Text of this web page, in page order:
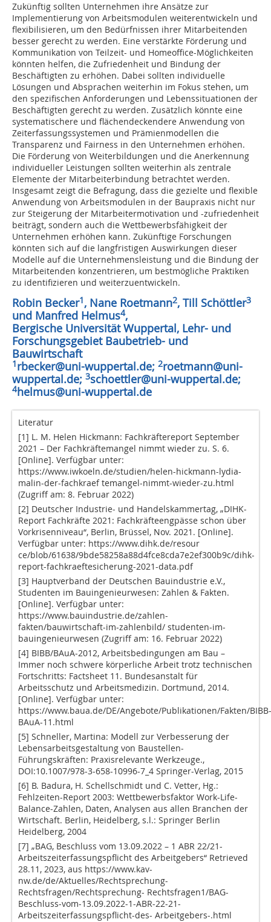
Zukünftig sollten Unternehmen ihre Ansätze zur
Implementierung von Arbeitsmodulen weiterentwickeln und
flexibilisieren, um den Bedürfnissen ihrer Mitarbeitenden
besser gerecht zu werden. Eine verstärkte Förderung und
Kommunikation von Teilzeit- und Homeoffice-Möglichkeiten
könnten helfen, die Zufriedenheit und Bindung der
Beschäftigten zu erhöhen. Dabei sollten individuelle
Lösungen und Absprachen weiterhin im Fokus stehen, um
den spezifischen Anforderungen und Lebenssituationen der
Beschäftigten gerecht zu werden. Zusätzlich könnte eine
systematischere und flächendeckendere Anwendung von
Zeiterfassungssystemen und Prämienmodellen die
Transparenz und Fairness in den Unternehmen erhöhen.
Die Förderung von Weiterbildungen und die Anerkennung
individueller Leistungen sollten weiterhin als zentrale
Elemente der Mitarbeiterbindung betrachtet werden.
Insgesamt zeigt die Befragung, dass die gezielte und flexible
Anwendung von Arbeitsmodulen in der Baupraxis nicht nur
zur Steigerung der Mitarbeitermotivation und -zufriedenheit
beiträgt, sondern auch die Wettbewerbsfähigkeit der
Unternehmen erhöhen kann. Zukünftige Forschungen
könnten sich auf die langfristigen Auswirkungen dieser
Modelle auf die Unternehmensleistung und die Bindung der
Mitarbeitenden konzentrieren, um bestmögliche Praktiken
zu identifizieren und weiterzuentwickeln.
Robin Becker1, Nane Roetmann2, Till Schöttler3
und Manfred Helmus4,
Bergische Universität Wuppertal, Lehr- und
Forschungsgebiet Baubetrieb- und
Bauwirtschaft
1rbecker@uni-wuppertal.de; 2roetmann@uni-
wuppertal.de; 3schoettler@uni-wuppertal.de;
4helmus@uni-wuppertal.de
Literatur
[1] L. M. Helen Hickmann: Fachkräftereport September
2021 – Der Fachkräftemangel nimmt wieder zu. S. 6.
[Online]. Verfügbar unter:
https://www.iwkoeln.de/studien/helen-hickmann-lydia-
malin-der-fachkraef temangel-nimmt-wieder-zu.html
(Zugriff am: 8. Februar 2022)
[2] Deutscher Industrie- und Handelskammertag, „DIHK-
Report Fachkräfte 2021: Fachkräfteengpässe schon über
Vorkrisenniveau“, Berlin, Brüssel, Nov. 2021. [Online].
Verfügbar unter: https://www.dihk.de/resour
ce/blob/61638/9bde58258a88d4fce8cda7e2ef300b9c/dihk-
report-fachkraeftesicherung-2021-data.pdf
[3] Hauptverband der Deutschen Bauindustrie e.V.,
Studenten im Bauingenieurwesen: Zahlen & Fakten.
[Online]. Verfügbar unter:
https://www.bauindustrie.de/zahlen-
fakten/bauwirtschaft-im-zahlenbild/ studenten-im-
bauingenieurwesen (Zugriff am: 16. Februar 2022)
[4] BIBB/BAuA-2012, Arbeitsbedingungen am Bau –
Immer noch schwere körperliche Arbeit trotz technischen
Fortschritts: Factsheet 11. Bundesanstalt für
Arbeitsschutz und Arbeitsmedizin. Dortmund, 2014.
[Online]. Verfügbar unter:
https://www.baua.de/DE/Angebote/Publikationen/Fakten/BIBB-
BAuA-11.html
[5] Schneller, Martina: Modell zur Verbesserung der
Lebensarbeitsgestaltung von Baustellen-
Führungskräften: Praxisrelevante Werkzeuge.,
DOI:10.1007/978-3-658-10996-7_4 Springer-Verlag, 2015
[6] B. Badura, H. Schellschmidt und C. Vetter, Hg.:
Fehlzeiten-Report 2003: Wettbewerbsfaktor Work-Life-
Balance-Zahlen, Daten, Analysen aus allen Branchen der
Wirtschaft. Berlin, Heidelberg, s.l.: Springer Berlin
Heidelberg, 2004
[7] „BAG, Beschluss vom 13.09.2022 – 1 ABR 22/21-
Arbeitszeiterfassungspflicht des Arbeitgebers“ Retrieved
28.11, 2023, aus https://www.kav-
nw.de/de/Aktuelles/Rechtsprechung-
Rechtsfragen/Rechtsprechung- Rechtsfragen1/BAG-
Beschluss-vom-13.09.2022-1-ABR-22-21-
Arbeitszeiterfassungspflicht-des- Arbeitgebers-.html